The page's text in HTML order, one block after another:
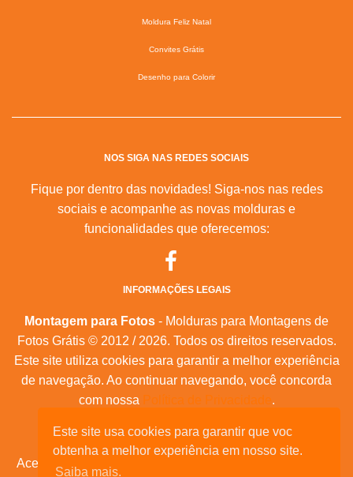
Este site usa cookies para garantir que voc
obtenha a melhor experiência em nosso site.
Saiba mais.
Moldura Feliz Natal
Convites Grátis
Desenho para Colorir
NOS SIGA NAS REDES SOCIAIS
Fique por dentro das novidades! Siga-nos nas redes
sociais e acompanhe as novas molduras e
funcionalidades que oferecemos:
INFORMAÇÕES LEGAIS
Montagem para Fotos - Molduras para Montagens de
Fotos Grátis © 2012 / 2026. Todos os direitos reservados.
Este site utiliza cookies para garantir a melhor experiência
de navegação. Ao continuar navegando, você concorda
com nossa Política de Privacidade.
Mapa do Site |Feeds RSS |Sobre Nós
Acesse nossas molduras para: